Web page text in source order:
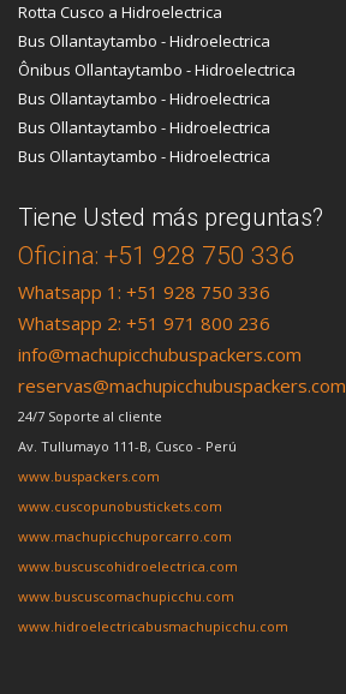
Rotta Cusco a Hidroelectrica
Bus Ollantaytambo - Hidroelectrica
Ônibus Ollantaytambo - Hidroelectrica
Bus Ollantaytambo - Hidroelectrica
Bus Ollantaytambo - Hidroelectrica
Bus Ollantaytambo - Hidroelectrica
Tiene Usted más preguntas?
Oficina: +51 928 750 336
Whatsapp 1: +51 928 750 336
Whatsapp 2: +51 971 800 236
info@machupicchubuspackers.com
reservas@machupicchubuspackers.com
24/7 Soporte al cliente
Av. Tullumayo 111-B, Cusco - Perú
www.buspackers.com
www.cuscopunobustickets.com
www.machupicchuporcarro.com
www.buscuscohidroelectrica.com
www.buscuscomachupicchu.com
www.hidroelectricabusmachupicchu.com